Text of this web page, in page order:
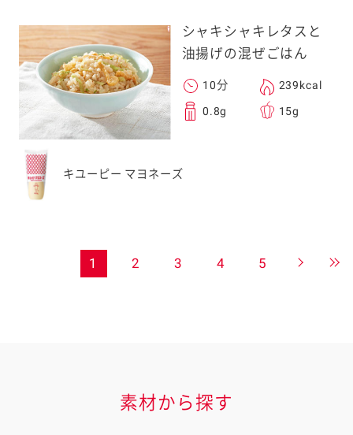
シャキシャキレタスと
油揚げの混ぜごはん
10分 239kcal
0.8g 15g
キユーピー マヨネーズ
1 2 3 4 5
素材から探す